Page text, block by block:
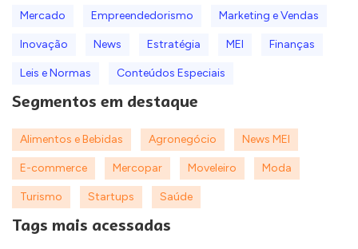
Mercado Empreendedorismo Marketing e Vendas
Inovação News Estratégia MEI Finanças
Leis e Normas Conteúdos Especiais
Segmentos em destaque
Alimentos e Bebidas Agronegócio News MEI
E-commerce Mercopar Moveleiro Moda
Turismo Startups Saúde
Tags mais acessadas